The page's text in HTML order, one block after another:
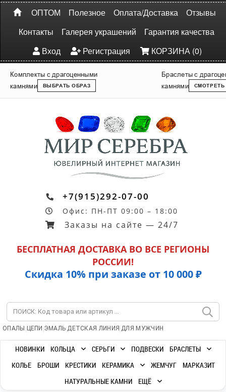
ОПТОМ Полезное Оплата/Доставка
Отзывы
Контакты
Галерея украшений
Гарантия качества
Вход
Регистрация КОРЗИНА (0)
Комплекты с драгоценными
камнями
ВЫБРАТЬ ОБРАЗ
Браслеты с
камнями
СМОТРЕТЬ
+7(915)292-07-00
Офис: ПН-ПТ 09:00 – 18:00
Заказы на сайте — 24/7
БЕСПЛАТНАЯ ДОСТАВКА ВО ВСЕ РЕГИОНЫ
РОССИИ!
Скидка 10% при заказе от 10 000 ₽
ОПАЛЫ | ЦЕПИ |ЭМАЛЬ|ДЕТСКАЯ ЛИНИЯ |ДЛЯ МУЖЧИН
НОВИНКИ КОЛЬЦА СЕРЬГИ ПОДВЕСКИ
БРАСЛЕТЫ
КОЛЬЕ
БРОШИ КРЕСТИКИ КЕРАМИКА ЖЕМЧУГ
МАРКАЗИТ
НАТУРАЛЬНЫЕ КАМНИ
ЕЩЁ